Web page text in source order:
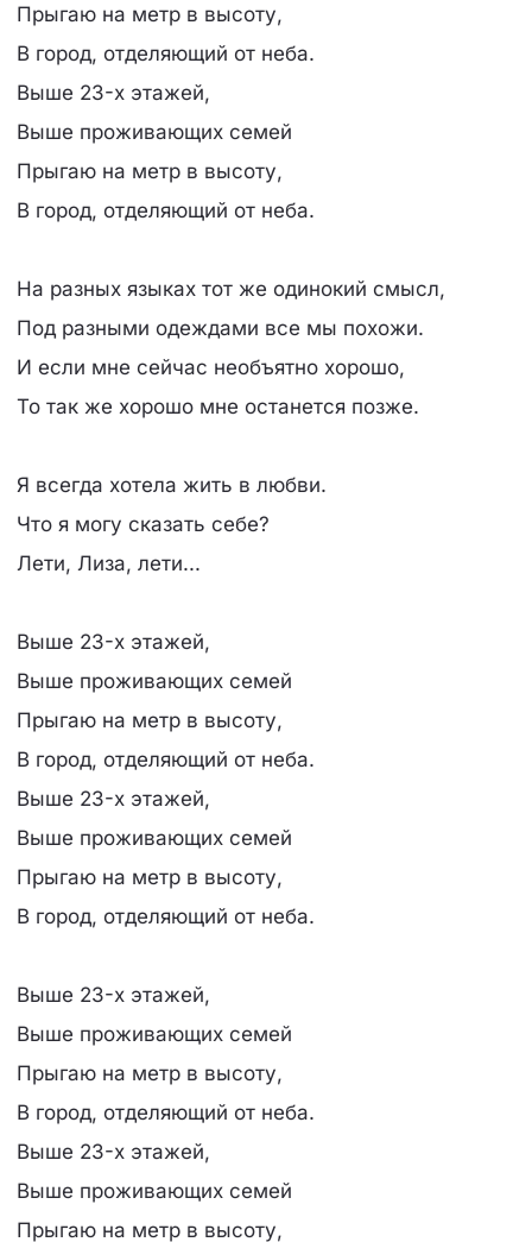
Прыгаю на метр в высоту,
В город, отделяющий от неба.
Выше 23-х этажей,
Выше проживающих семей
Прыгаю на метр в высоту,
В город, отделяющий от неба.
На разных языках тот же одинокий смысл,
Под разными одеждами все мы похожи.
И если мне сейчас необъятно хорошо,
То так же хорошо мне останется позже.
Я всегда хотела жить в любви.
Что я могу сказать себе?
Лети, Лиза, лети...
Выше 23-х этажей,
Выше проживающих семей
Прыгаю на метр в высоту,
В город, отделяющий от неба.
Выше 23-х этажей,
Выше проживающих семей
Прыгаю на метр в высоту,
В город, отделяющий от неба.
Выше 23-х этажей,
Выше проживающих семей
Прыгаю на метр в высоту,
В город, отделяющий от неба.
Выше 23-х этажей,
Выше проживающих семей
Прыгаю на метр в высоту,